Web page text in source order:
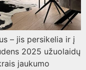
– jis persikelia ir į
2025 užuolaidų
jaukumo